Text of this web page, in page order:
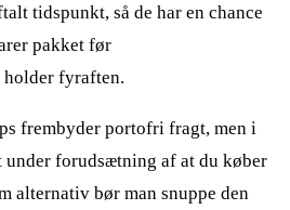
tidspunkt, så de har en chance
pakket før
fyraften.
frembyder portofri fragt, men i
forudsætning af at du køber
alternativ bør man snuppe den